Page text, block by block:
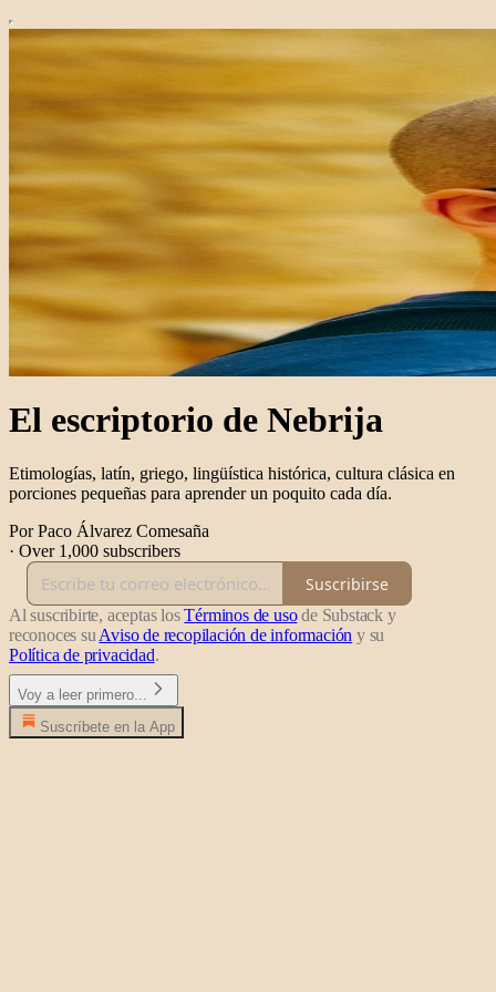
El escriptorio de Nebrija
Etimologías, latín, griego, lingüística histórica, cultura clásica en
porciones pequeñas para aprender un poquito cada día.
Por Paco Álvarez Comesaña
· Over 1,000 subscribers
Suscribirse
Al suscribirte, aceptas losTérminos de usode Substack y
reconoces suAviso de recopilación de información y su
Política de privacidad.
Voy a leer primero...
Suscríbete en la App